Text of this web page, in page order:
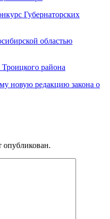
Губернаторских
областью
района
новую редакцию закона о
опубликован.